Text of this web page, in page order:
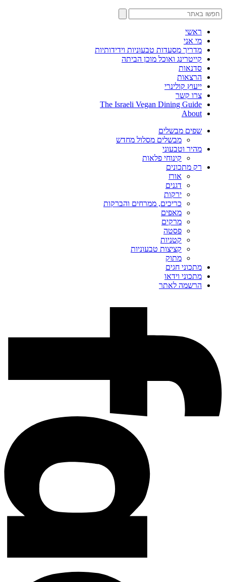
ראשי
מי אני
מדריך מסעדות טבעוניות וידידותיות
קייטרינג ואוכל מוכן הביתה
סדנאות
הרצאות
ייעוץ קולינרי
צרו קשר
The Israeli Vegan Dining Guide
About
שפים מבשלים
מבשלים מסלול מחדש
מהיר וטבעוני
קינוחי פלאות
רק מתכונים
אורז
דגנים
ירקות
כריכים, ממרחים והברקות
מאפים
מרקים
פסטה
קטניות
קציצות טבעוניות
מתוק
מתכוני חגים
מתכוני וידאו
הרשמה לאתר